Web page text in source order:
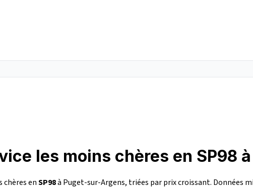
les moins chères en SP98
chères enSP98à Puget-sur-Argens, triées par prix croissant. Données